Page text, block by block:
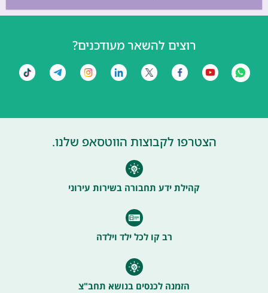
רוצים להשאר מעודכנים?
הצטרפו לקבוצות הווטסאפ שלנו.
קהילת ידע תחבורה בשירות עירוני
רב קו לכל ילד וילדה
הזמנה לכנסים בנושא תחב"צ